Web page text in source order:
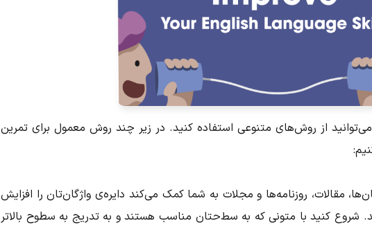
می‌توانید از روش‌های متنوعی استفاده کنید. در زیر چند روش معمول برای تمرین
مقالات، روزنامه‌ها و مجلات به شما کمک می‌کند دایره‌ی واژگان‌تان را افزایش
شروع کنید با متونی که به سط‌حتان مناسب هستند و به تدریج به سطوح بالاتر